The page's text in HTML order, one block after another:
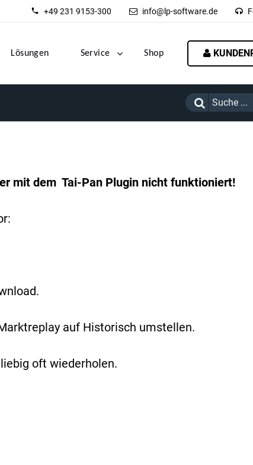
+49 231 9153-300 info@lp-software.de
Lösungen Service Shop
mit dem Tai-Pan Plugin nicht funktioniert!
auf Historisch umstellen.
oft wiederholen.